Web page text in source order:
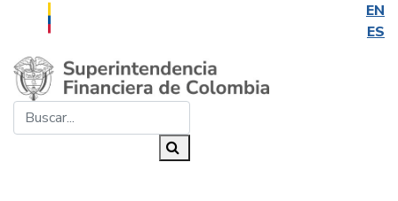
EN
ES
Saltar al contenido principal